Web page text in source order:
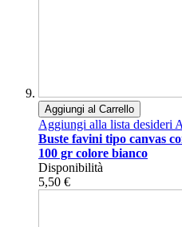
Aggiungi al Carrello
Aggiungi alla lista desideri
Buste favini tipo canvas
100 gr colore bianco
Disponibilità
5,50 €